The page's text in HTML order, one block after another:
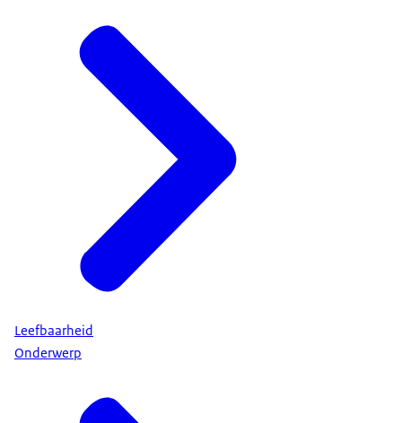
Leefbaarheid
Onderwerp